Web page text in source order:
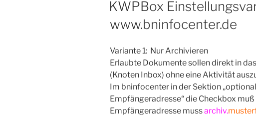
KWPBox
www.bninfocenter.de
Variante 1: Nur Archivieren
Erlaubte Dokumente sollen direkt in
(Knoten Inbox) ohne eine Aktivität
Im bninfocenter in der Sektion
Empfängeradresse“ die Checkbox muß
Empfängeradresse mussarchiv.